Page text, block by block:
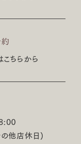
約
ちらから
の他店休日)